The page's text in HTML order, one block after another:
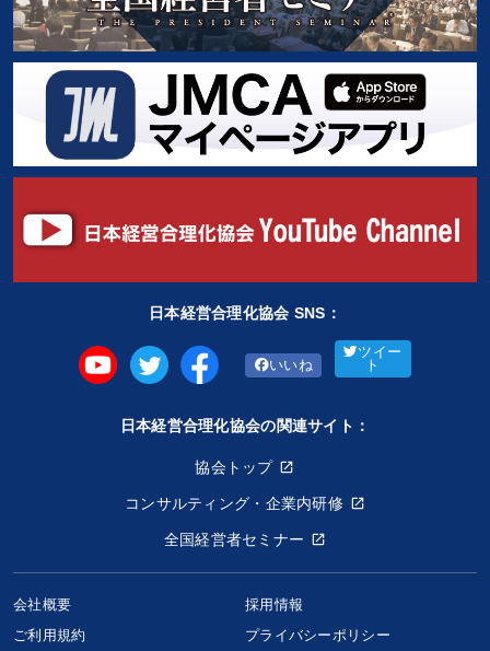
日本経営合理化協会 SNS：
いいね
ツイー
ト
日本経営合理化協会の関連サイト：
協会トップ
コンサルティング・企業内研修
全国経営者セミナー
会社概要
採用情報
ご利用規約
プライバシーポリシー